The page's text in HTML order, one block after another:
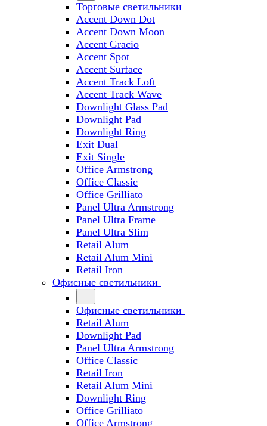
Торговые светильники
Accent Down Dot
Accent Down Moon
Accent Gracio
Accent Spot
Accent Surface
Accent Track Loft
Accent Track Wave
Downlight Glass Pad
Downlight Pad
Downlight Ring
Exit Dual
Exit Single
Office Armstrong
Office Classic
Office Grilliato
Panel Ultra Armstrong
Panel Ultra Frame
Panel Ultra Slim
Retail Alum
Retail Alum Mini
Retail Iron
Офисные светильники
Офисные светильники
Retail Alum
Downlight Pad
Panel Ultra Armstrong
Office Classic
Retail Iron
Retail Alum Mini
Downlight Ring
Office Grilliato
Office Armstrong